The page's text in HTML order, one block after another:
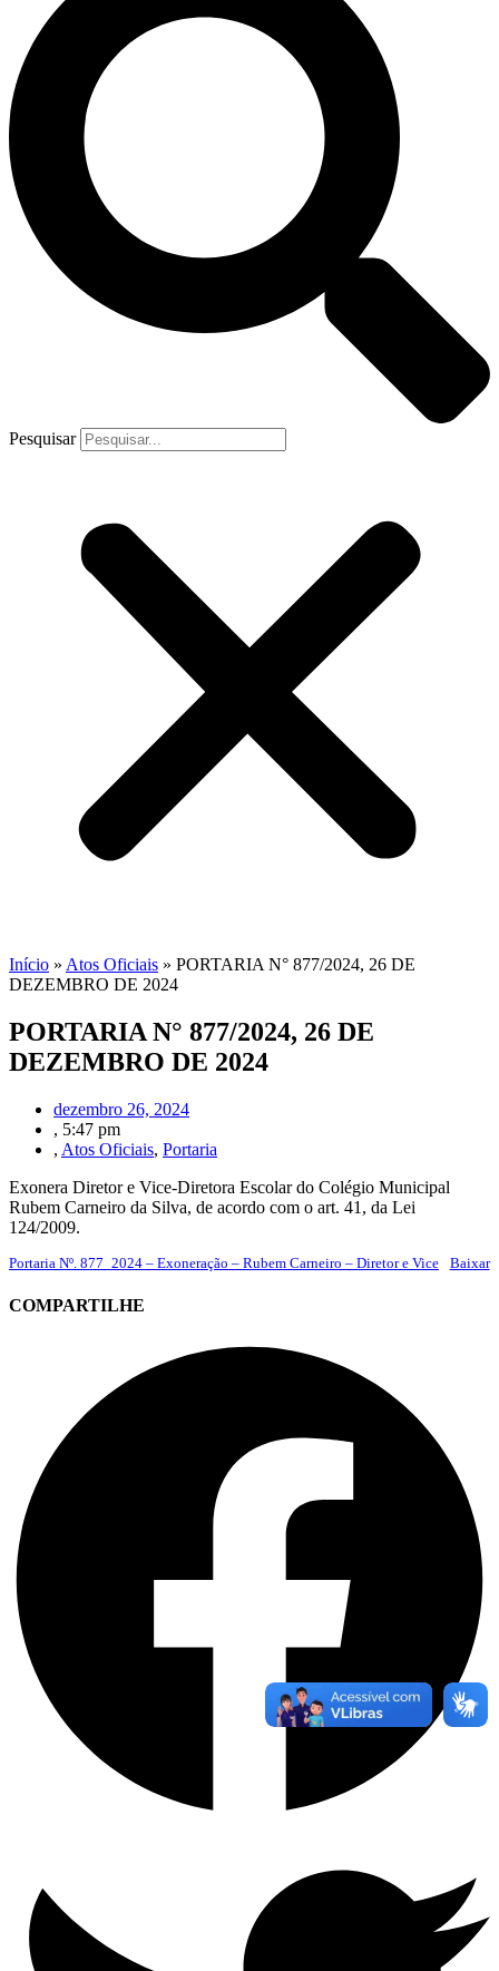
Pesquisar
Início » Atos Oficiais » PORTARIA N° 877/2024, 26 DE
DEZEMBRO DE 2024
PORTARIA N° 877/2024, 26 DE
DEZEMBRO DE 2024
dezembro 26, 2024
, 5:47 pm
, Atos Oficiais, Portaria
Exonera Diretor e Vice-Diretora Escolar do Colégio Municipal
Rubem Carneiro da Silva, de acordo com o art. 41, da Lei
124/2009.
Portaria Nº. 877_2024 – Exoneração – Rubem Carneiro – Diretor e Vice Baixar
COMPARTILHE